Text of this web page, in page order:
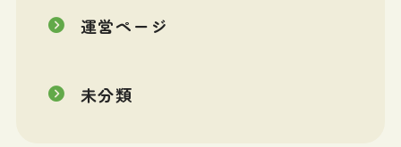
運営ページ
未分類